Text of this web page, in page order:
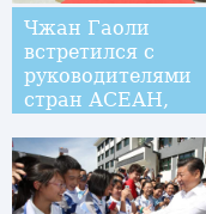
Чжан Гаоли
встретился с
руководителями
стран АСЕАН,
ярмарку Китай-
АСЕАН